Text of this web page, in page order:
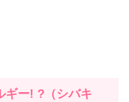
ギー! ?（シバキ